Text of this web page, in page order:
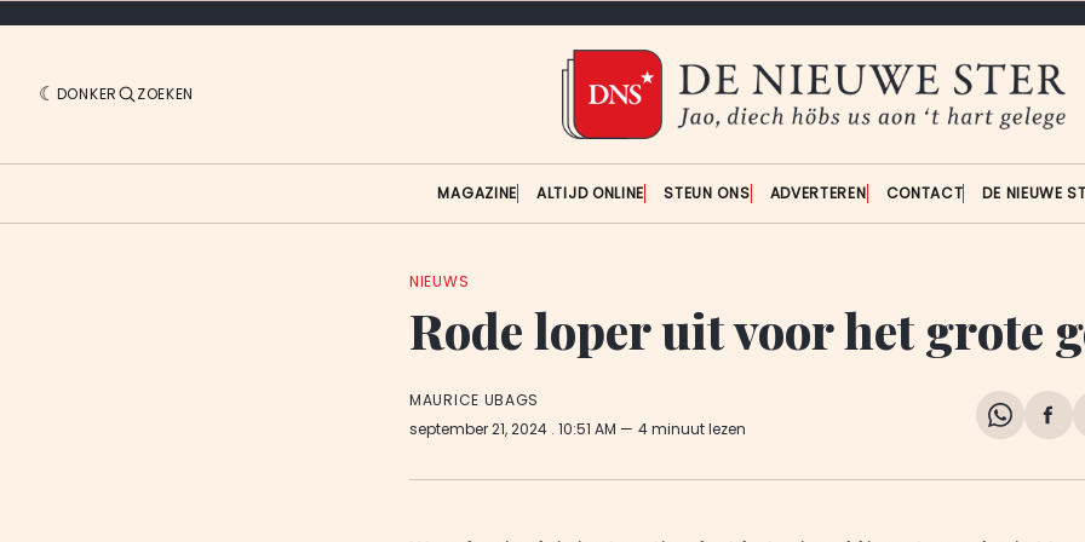
DONKER ZOEKEN
MAGAZINE ALTIJD ONLINE STEUN ONS ADVERTEREN CONTACT DE NIEUWE
NIEUWS
Rode loper uit voor het grote
MAURICE UBAGS
september 21, 2024 . 10:51 AM 4 minuut lezen
Share